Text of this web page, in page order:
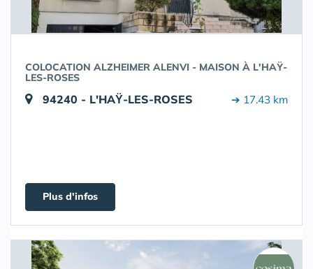
COLOCATION ALZHEIMER ALENVI - MAISON À L'HAŸ-
LES-ROSES
94240 - L'HAŸ-LES-ROSES ➔ 17.43 km
Plus d'infos